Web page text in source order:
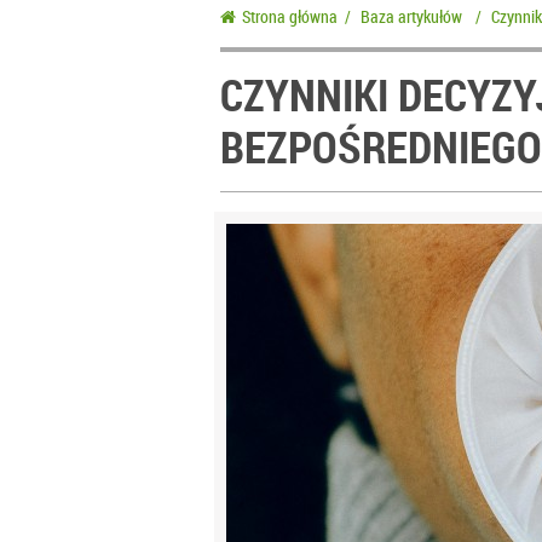
Strona główna / Baza artykułów /
CZYNNIKI